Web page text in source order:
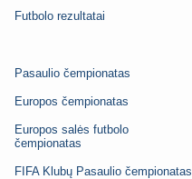
Futbolo rezultatai
Pasaulio čempionatas
Europos čempionatas
Europos salės futbolo
čempionatas
FIFA Klubų Pasaulio čempionatas